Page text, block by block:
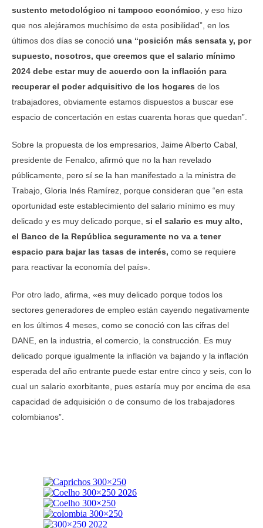
sustento metodológico ni tampoco económico , y eso hizo
que nos alejáramos muchísimo de esta posibilidad”, en los
últimos dos días se conoció una “posición más sensata y, por
supuesto, nosotros, que creemos que el salario mínimo
2024 debe estar muy de acuerdo con la inflación para
recuperar el poder adquisitivo de los hogares de los
trabajadores, obviamente estamos dispuestos a buscar ese
espacio de concertación en estas cuarenta horas que quedan”.
Sobre la propuesta de los empresarios, Jaime Alberto Cabal,
presidente de Fenalco, afirmó que no la han revelado
públicamente, pero sí se la han manifestado a la ministra de
Trabajo, Gloria Inés Ramírez, porque consideran que “en esta
oportunidad este establecimiento del salario mínimo es muy
delicado y es muy delicado porque, si el salario es muy alto,
el Banco de la República seguramente no va a tener
espacio para bajar las tasas de interés, como se requiere
para reactivar la economía del país».
Por otro lado, afirma, «es muy delicado porque todos los
sectores generadores de empleo están cayendo negativamente
en los últimos 4 meses, como se conoció con las cifras del
DANE, en la industria, el comercio, la construcción. Es muy
delicado porque igualmente la inflación va bajando y la inflación
esperada del año entrante puede estar entre cinco y seis, con lo
cual un salario exorbitante, pues estaría muy por encima de esa
capacidad de adquisición o de consumo de los trabajadores
colombianos”.